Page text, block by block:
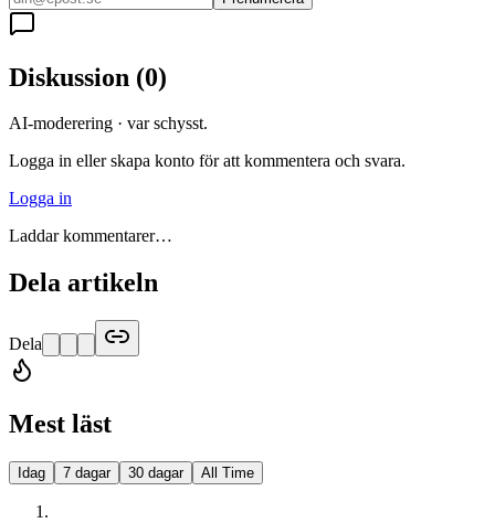
Diskussion (0)
AI-moderering · var schysst.
Logga in eller skapa konto för att kommentera och svara.
Logga in
Laddar kommentarer…
Dela artikeln
Dela
Mest läst
Idag 7 dagar 30 dagar All Time